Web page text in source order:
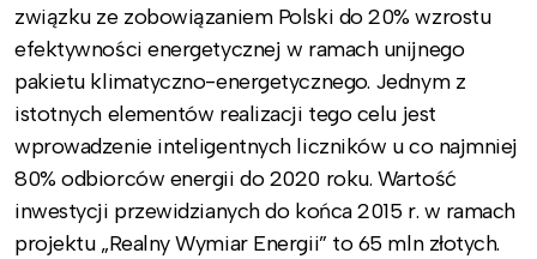
związku ze zobowiązaniem Polski do 20% wzrostu
efektywności energetycznej w ramach unijnego
pakietu klimatyczno-energetycznego. Jednym z
istotnych elementów realizacji tego celu jest
wprowadzenie inteligentnych liczników u co najmniej
80% odbiorców energii do 2020 roku. Wartość
inwestycji przewidzianych do końca 2015 r. w ramach
projektu „Realny Wymiar Energii” to 65 mln złotych.